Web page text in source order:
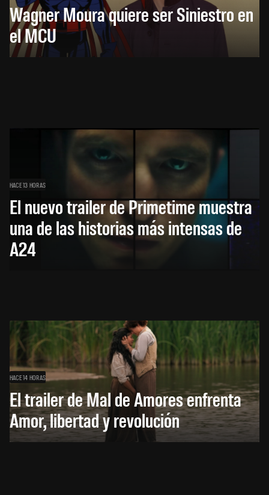
Wagner Moura quiere ser Siniestro en
el MCU
HACE 13 HORAS
El nuevo trailer de Primetime muestra
una de las historias más intensas de
A24
HACE 14 HORAS
El trailer de Mal de Amores enfrenta
Amor, libertad y revolución